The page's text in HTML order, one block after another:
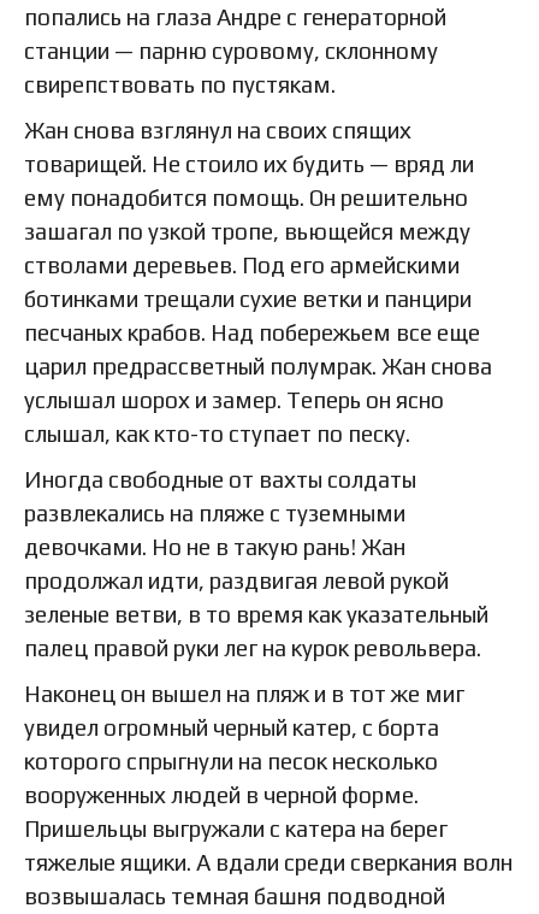
попались на глаза Андре с генераторной
станции — парню суровому, склонному
свирепствовать по пустякам.
Жан снова взглянул на своих спящих
товарищей. Не стоило их будить — вряд ли
ему понадобится помощь. Он решительно
зашагал по узкой тропе, вьющейся между
стволами деревьев. Под его армейскими
ботинками трещали сухие ветки и панцири
песчаных крабов. Над побережьем все еще
царил предрассветный полумрак. Жан снова
услышал шорох и замер. Теперь он ясно
слышал, как кто-то ступает по песку.
Иногда свободные от вахты солдаты
развлекались на пляже с туземными
девочками. Но не в такую рань! Жан
продолжал идти, раздвигая левой рукой
зеленые ветви, в то время как указательный
палец правой руки лег на курок револьвера.
Наконец он вышел на пляж и в тот же миг
увидел огромный черный катер, с борта
которого спрыгнули на песок несколько
вооруженных людей в черной форме.
Пришельцы выгружали с катера на берег
тяжелые ящики. А вдали среди сверкания волн
возвышалась темная башня подводной